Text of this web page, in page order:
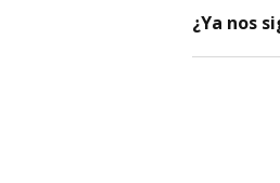
¿Ya nos